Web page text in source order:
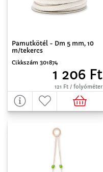
Pamutkötél - Dm 5 mm, 10
m/tekercs
Cikkszám 301874
1 206 Ft
121 Ft / folyóméter